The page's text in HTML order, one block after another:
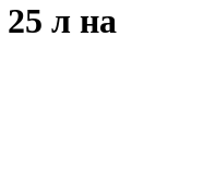
л на